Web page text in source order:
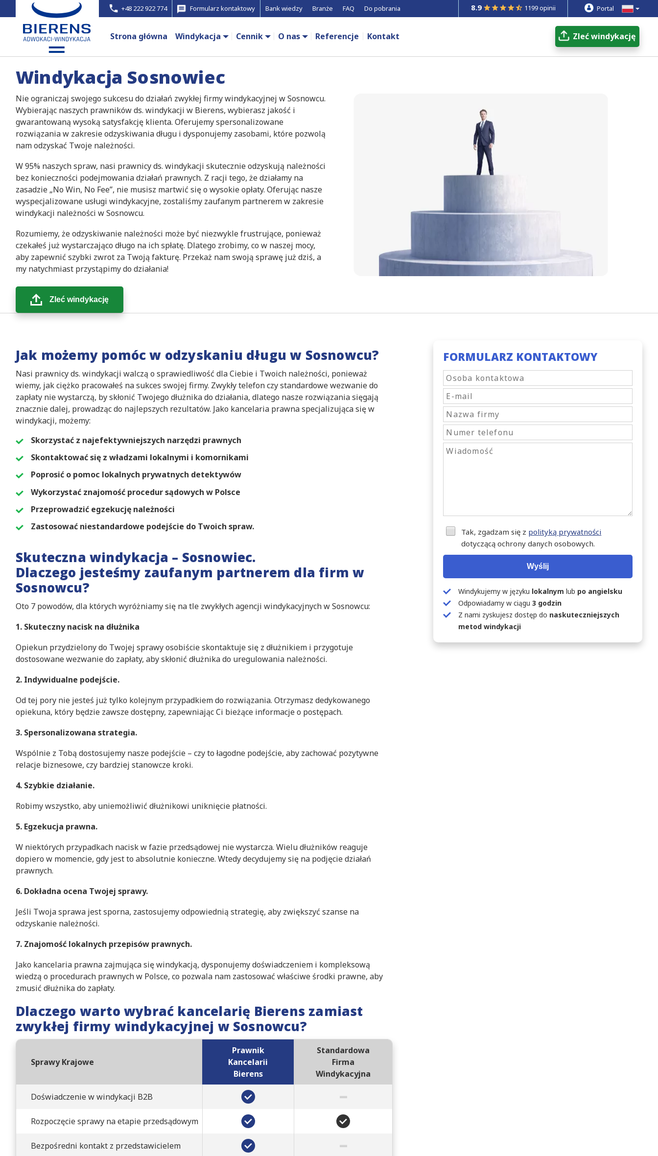
+48 222 922 774 Formularz kontaktowy Bank wiedzy Branże FAQ Do pobrania 8.9 1199 opinii Portal
Strona główna Windykacja Cennik O nas Referencje Kontakt Zleć windykację
Windykacja Sosnowiec
Nie ograniczaj swojego sukcesu do działań zwykłej firmy windykacyjnej w Sosnowcu.
Wybierając naszych prawników ds. windykacji w Bierens, wybierasz jakość i
gwarantowaną wysoką satysfakcję klienta. Oferujemy spersonalizowane
rozwiązania w zakresie odzyskiwania długu i dysponujemy zasobami, które pozwolą
nam odzyskać Twoje należności.
W 95% naszych spraw, nasi prawnicy ds. windykacji skutecznie odzyskują należności
bez konieczności podejmowania działań prawnych. Z racji tego, że działamy na
zasadzie „No Win, No Fee”, nie musisz martwić się o wysokie opłaty. Oferując nasze
wyspecjalizowane usługi windykacyjne, zostaliśmy zaufanym partnerem w zakresie
windykacji należności w Sosnowcu.
Rozumiemy, że odzyskiwanie należności może być niezwykle frustrujące, ponieważ
czekałeś już wystarczająco długo na ich spłatę. Dlatego zrobimy, co w naszej mocy,
aby zapewnić szybki zwrot za Twoją fakturę. Przekaż nam swoją sprawę już dziś, a
my natychmiast przystąpimy do działania!
Zleć windykację
Jak możemy pomóc w odzyskaniu długu w Sosnowcu?
Nasi prawnicy ds. windykacji walczą o sprawiedliwość dla Ciebie i Twoich należności, ponieważ
wiemy, jak ciężko pracowałeś na sukces swojej firmy. Zwykły telefon czy standardowe wezwanie do
zapłaty nie wystarczą, by skłonić Twojego dłużnika do działania, dlatego nasze rozwiązania sięgają
znacznie dalej, prowadząc do najlepszych rezultatów. Jako kancelaria prawna specjalizująca się w
windykacji, możemy:
Skorzystać z najefektywniejszych narzędzi prawnych
Skontaktować się z władzami lokalnymi i komornikami
Poprosić o pomoc lokalnych prywatnych detektywów
Wykorzystać znajomość procedur sądowych w Polsce
Przeprowadzić egzekucję należności
Zastosować niestandardowe podejście do Twoich spraw.
Skuteczna windykacja – Sosnowiec.
Dlaczego jesteśmy zaufanym partnerem dla firm w
Sosnowcu?
Oto 7 powodów, dla których wyróżniamy się na tle zwykłych agencji windykacyjnych w Sosnowcu:
1. Skuteczny nacisk na dłużnika
Opiekun przydzielony do Twojej sprawy osobiście skontaktuje się z dłużnikiem i przygotuje
dostosowane wezwanie do zapłaty, aby skłonić dłużnika do uregulowania należności.
2. Indywidualne podejście.
Od tej pory nie jesteś już tylko kolejnym przypadkiem do rozwiązania. Otrzymasz dedykowanego
opiekuna, który będzie zawsze dostępny, zapewniając Ci bieżące informacje o postępach.
3. Spersonalizowana strategia.
Wspólnie z Tobą dostosujemy nasze podejście – czy to łagodne podejście, aby zachować pozytywne
relacje biznesowe, czy bardziej stanowcze kroki.
4. Szybkie działanie.
Robimy wszystko, aby uniemożliwić dłużnikowi uniknięcie płatności.
5. Egzekucja prawna.
W niektórych przypadkach nacisk w fazie przedsądowej nie wystarcza. Wielu dłużników reaguje
dopiero w momencie, gdy jest to absolutnie konieczne. Wtedy decydujemy się na podjęcie działań
prawnych.
6. Dokładna ocena Twojej sprawy.
Jeśli Twoja sprawa jest sporna, zastosujemy odpowiednią strategię, aby zwiększyć szanse na
odzyskanie należności.
7. Znajomość lokalnych przepisów prawnych.
Jako kancelaria prawna zajmująca się windykacją, dysponujemy doświadczeniem i kompleksową
wiedzą o procedurach prawnych w Polsce, co pozwala nam zastosować właściwe środki prawne, aby
zmusić dłużnika do zapłaty.
Dlaczego warto wybrać kancelarię Bierens zamiast
zwykłej firmy windykacyjnej w Sosnowcu?
Sprawy Krajowe
Prawnik
Kancelarii
Bierens
Standardowa
Firma
Windykacyjna
Doświadczenie w windykacji B2B ✔ –
Rozpoczęcie sprawy na etapie przedsądowym ✔ ✔
Bezpośredni kontakt z przedstawicielem ✔ –
FORMULARZ KONTAKTOWY
Tak, zgadzam się z polityką prywatności
dotyczącą ochrony danych osobowych.
Wyślij
Windykujemy w języku lokalnym lub po angielsku
Odpowiadamy w ciągu3 godzin
Z nami zyskujesz dostęp do naskuteczniejszych
metod windykacji